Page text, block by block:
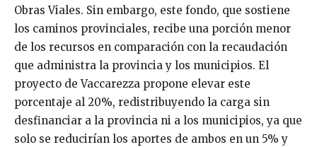
Obras Viales. Sin embargo, este fondo, que sostiene
los caminos provinciales, recibe una porción menor
de los recursos en comparación con la recaudación
que administra la provincia y los municipios. El
proyecto de Vaccarezza propone elevar este
porcentaje al 20%, redistribuyendo la carga sin
desfinanciar a la provincia ni a los municipios, ya que
solo se reducirían los aportes de ambos en un 5% y